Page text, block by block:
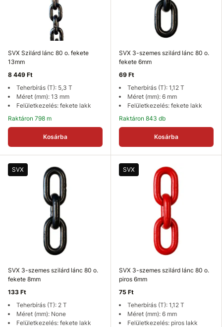
SVX Szilárd lánc 80 o. fekete
13mm
8 449 Ft
Teherbírás (T): 5,3 T
Méret (mm): 13 mm
Felületkezelés: fekete lakk
Raktáron 798 m
Kosárba
SVX 3-szemes szilárd lánc 80 o.
fekete 6mm
69 Ft
Teherbírás (T): 1,12 T
Méret (mm): 6 mm
Felületkezelés: fekete lakk
Raktáron 843 db
Kosárba
SVX
SVX 3-szemes szilárd lánc 80 o.
fekete 8mm
133 Ft
Teherbírás (T): 2 T
Méret (mm): None
Felületkezelés: fekete lakk
SVX
SVX 3-szemes szilárd lánc 80 o.
piros 6mm
75 Ft
Teherbírás (T): 1,12 T
Méret (mm): 6 mm
Felületkezelés: piros lakk